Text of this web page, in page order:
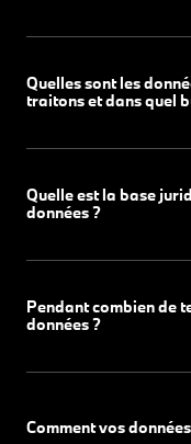
Quelles sont les
traitons et dans quel
Quelle est la base
données ?
Pendant combien de
données ?
Comment vos